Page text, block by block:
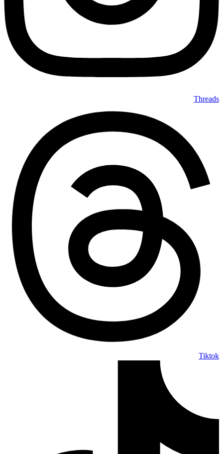
Threads
Tiktok